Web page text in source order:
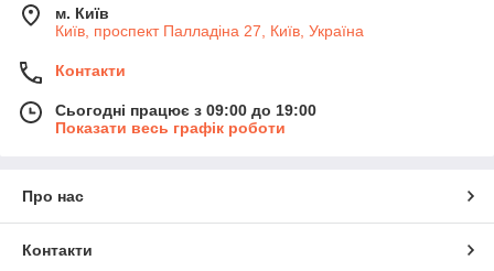
м. Київ
Київ, проспект Палладіна 27, Київ, Україна
Контакти
Сьогодні працює з 09:00 до 19:00
Показати весь графік роботи
Про нас
Контакти